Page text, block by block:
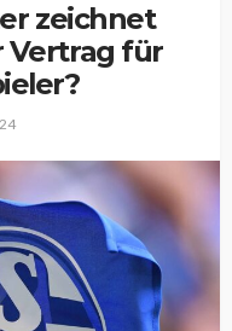
zeichnet
Vertrag für